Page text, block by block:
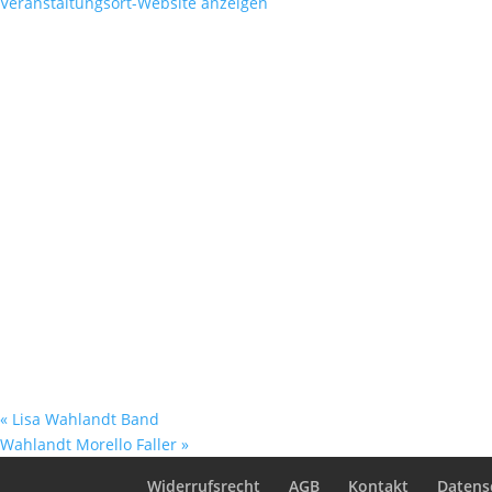
« Lisa Wahlandt Band
Wahlandt Morello Faller »
Widerrufsrecht
AGB Kontakt